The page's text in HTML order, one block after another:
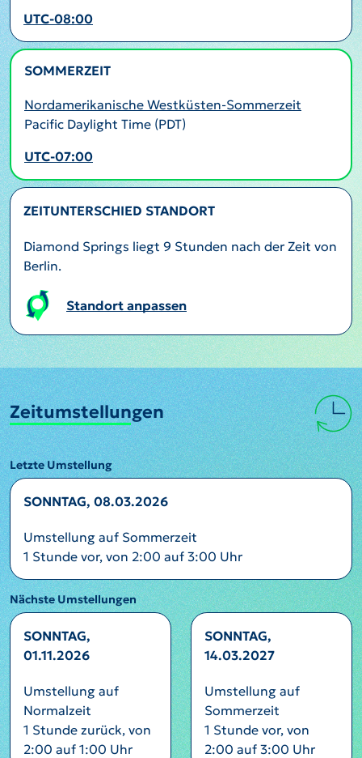
UTC-08:00
SOMMERZEIT
Nordamerikanische Westküsten-Sommerzeit
Pacific Daylight Time (PDT)
UTC-07:00
ZEITUNTERSCHIED STANDORT
Diamond Springs liegt 9 Stunden nach der Zeit von
Berlin.
Standort anpassen
Zeitumstellungen
Letzte Umstellung
SONNTAG, 08.03.2026
Umstellung auf Sommerzeit
1 Stunde vor, von 2:00 auf 3:00 Uhr
Nächste Umstellungen
SONNTAG,
01.11.2026
Umstellung auf
Normalzeit
1 Stunde zurück, von
2:00 auf 1:00 Uhr
SONNTAG,
14.03.2027
Umstellung auf
Sommerzeit
1 Stunde vor, von
2:00 auf 3:00 Uhr